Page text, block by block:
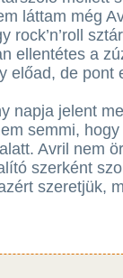
láttam még
rock’n’roll
ellentétes a
előad, de pont
napja jelent
semmi,
Avril nem
szerként
szeretjük,